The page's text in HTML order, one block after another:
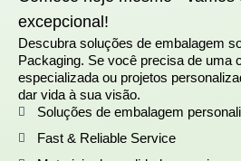
excepcional!
Descubra soluções de embalagem
Packaging. Se você precisa de uma
especializada ou projetos
dar vida à sua visão.
Soluções de embalagem
Fast & Reliable Service